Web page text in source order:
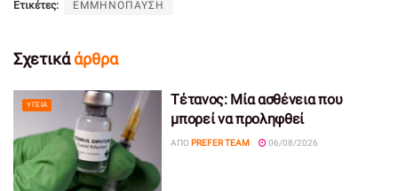
Ετικέτες: ΕΜΜΗΝΟΠΑΥΣΗ
Σχετικάάρθρα
ΥΓΕΊΑ
Τέτανος: Μία ασθένεια που
μπορεί να προληφθεί
ΑΠΌ PREFER TEAM 06/08/2026